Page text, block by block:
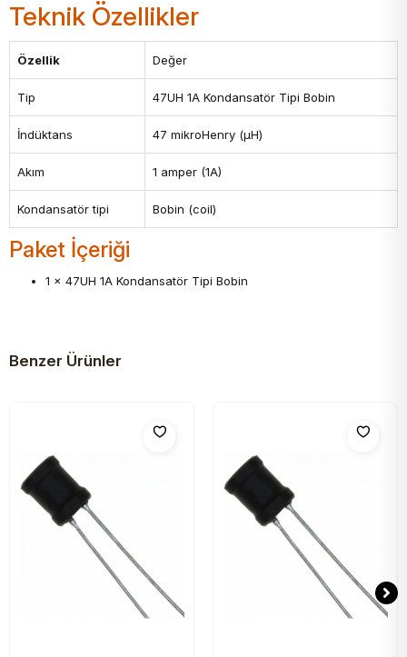
Teknik Özellikler
Özellik Değer
Tip 47UH 1A Kondansatör Tipi Bobin
İndüktans 47 mikroHenry (µH)
Akım 1 amper (1A)
Kondansatör tipi Bobin (coil)
Paket İçeriği
1 x 47UH 1A Kondansatör Tipi Bobin
Benzer Ürünler